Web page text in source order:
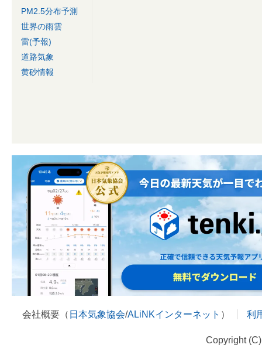
PM2.5分布予測
世界の雨雲
雷(予報)
道路気象
黄砂情報
会社概要（ 日本気象協会/ALiNKインターネット ） 利
Copyright